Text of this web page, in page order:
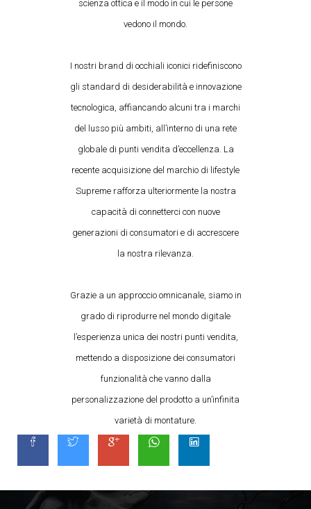
scienza ottica e il modo in cui le persone
vedono il mondo.
I nostri brand di occhiali iconici ridefiniscono
gli standard di desiderabilità e innovazione
tecnologica, affiancando alcuni tra i marchi
del lusso più ambiti, all’interno di una rete
globale di punti vendita d’eccellenza. La
recente acquisizione del marchio di lifestyle
Supreme rafforza ulteriormente la nostra
capacità di connetterci con nuove
generazioni di consumatori e di accrescere
la nostra rilevanza.
Grazie a un approccio omnicanale, siamo in
grado di riprodurre nel mondo digitale
l’esperienza unica dei nostri punti vendita,
mettendo a disposizione dei consumatori
funzionalità che vanno dalla
personalizzazione del prodotto a un’infinita
varietà di montature.